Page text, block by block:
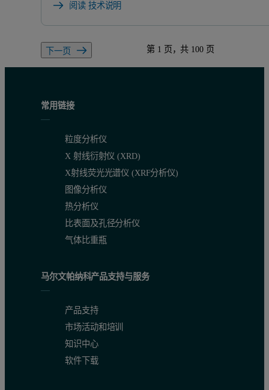
阅读 技术说明
下一页 第 1 页，共 100 页
常用链接
粒度分析仪
X 射线衍射仪 (XRD)
X射线荧光光谱仪 (XRF分析仪)
图像分析仪
热分析仪
比表面及孔径分析仪
气体比重瓶
马尔文帕纳科产品支持与服务
产品支持
市场活动和培训
知识中心
软件下载